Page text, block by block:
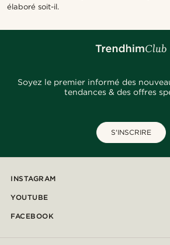
élaboré soit-il.
Soyez le premier informé des
tendances & des offres
S'INSCRIRE
INSTAGRAM
YOUTUBE
FACEBOOK